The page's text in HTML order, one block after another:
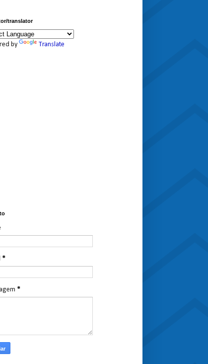
translator
by Translate
*
*